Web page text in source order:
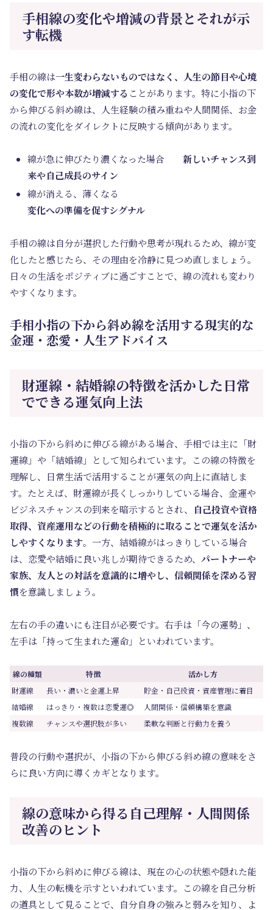
手相線の変化や増減の背景とそれが示
す転機
手相の線は一生変わらないものではなく、人生の節目や心境
の変化で形や本数が増減する ことがあります。特に小指の下
から伸びる斜め線は、人生経験の積み重ねや人間関係、お金
の流れの変化をダイレクトに反映する傾向があります。
線が急に伸びたり濃くなった場合 新しいチャンス到
来や自己成長のサイン
線が消える、薄くなる
変化への準備を促すシグナル
手相の線は自分が選択した行動や思考が現れるため、線が変
化したと感じたら、その理由を冷静に見つめ直しましょう。
日々の生活をポジティブに過ごすことで、線の流れも変わり
やすくなります。
手相小指の下から斜め線を活用する現実的な
金運・恋愛・人生アドバイス
財運線・結婚線の特徴を活かした日常
でできる運気向上法
小指の下から斜めに伸びる線がある場合、手相では主に「財
運線」や「結婚線」として知られています。この線の特徴を
理解し、日常生活で活用することが運気の向上に直結しま
す。たとえば、財運線が長くしっかりしている場合、金運や
ビジネスチャンスの到来を暗示するとされ、
自己投資や資格
取得、資産運用などの行動を積極的に取ることで運気を活か
しやすくなります。一方、結婚線がはっきりしている場合
は、恋愛や結婚に良い兆しが期待できるため、 パートナーや
家族、友人との対話を意識的に増やし、信頼関係を深める習
慣を意識しましょう。
左右の手の違いにも注目が必要です。右手は「今の運勢」、
左手は「持って生まれた運命」といわれています。
線の種類 特徴
活かし方
財運線
長い・濃いと金運上昇
貯金・自己投資・資産管理に着目
結婚線
はっきり・複数は恋愛運◎
人間関係・信頼構築を意識
複数線
チャンスや選択肢が多い 柔軟な判断と行動力を養う
普段の行動や選択が、小指の下から伸びる斜め線の意味をさ
らに良い方向に導くカギとなります。
線の意味から得る自己理解・人間関係
改善のヒント
小指の下から斜めに伸びる線は、現在の心の状態や隠れた能
力、人生の転機を示すといわれています。この線を自己分析
の道具として見ることで、自分自身の強みと弱みを知り、よ